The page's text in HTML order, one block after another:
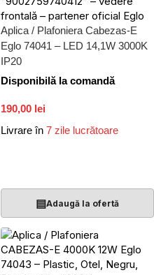
Aplica / Plafoniera Cabezas-E
Eglo 74041 – LED 14,1W 3000K
IP20
Disponibilă la comandă
190,00 lei
Livrare în 7 zile lucrătoare
▤Adaugă la ofertă